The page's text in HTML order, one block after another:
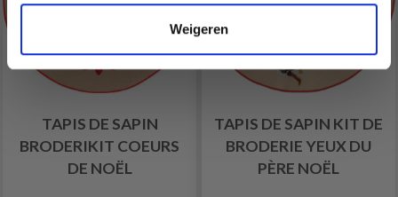
Weigeren
TAPIS DE SAPIN
BRODERIKIT COEURS
DE NOËL
TAPIS DE SAPIN KIT DE
BRODERIE YEUX DU
PÈRE NOËL